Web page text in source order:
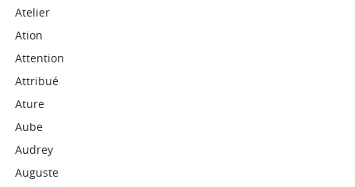
Atelier
Ation
Attention
Attribué
Ature
Aube
Audrey
Auguste